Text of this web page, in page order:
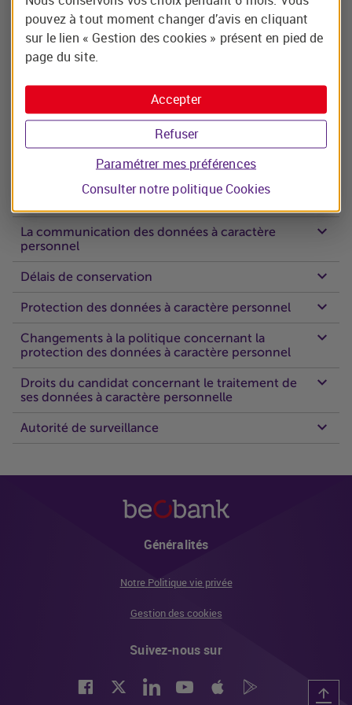
nom du Candidat, l’adresse, le numéro de téléphone, le
CV, plus d’informations sur son éducation et/ou son
expérience de travail, ses références, ses traits de
personnalité, ses loisirs et intérêts, etc…
Origine des données à caractère personnel
Licéité du traitement des données à caractère
Finalités du traitement des données à caractère
La communication des données à caractère
personnel
Délais de conservation
Protection des données à caractère personnel
Changements à la politique concernant la
protection des données à caractère personnel
Droits du candidat concernant le traitement de
ses données à caractère personnelle
Autorité de surveillance
Généralités
Notre Politique vie privée
Gestion des cookies
Suivez-nous sur
FacebookTwitter Linked Youtube Apple StoreGoogle Play Store
pouvez à tout moment changer d’avis en cliquant
sur le lien « Gestion des cookies » présent en pied de
page du site.
Accepter
Refuser
Paramétrer mes préférences
Consulter notre politique Cookies